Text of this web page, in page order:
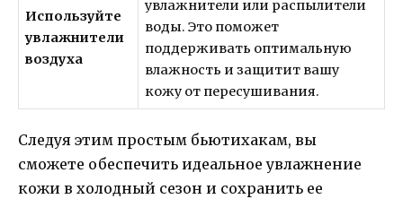
Используйте
увлажнители
воздуха
увлажнители или распылители
воды. Это поможет
поддерживать оптимальную
влажность и защитит вашу
кожу от пересушивания.
Следуя этим простым бьютихакам, вы
сможете обеспечить идеальное увлажнение
кожи в холодный сезон и сохранить ее